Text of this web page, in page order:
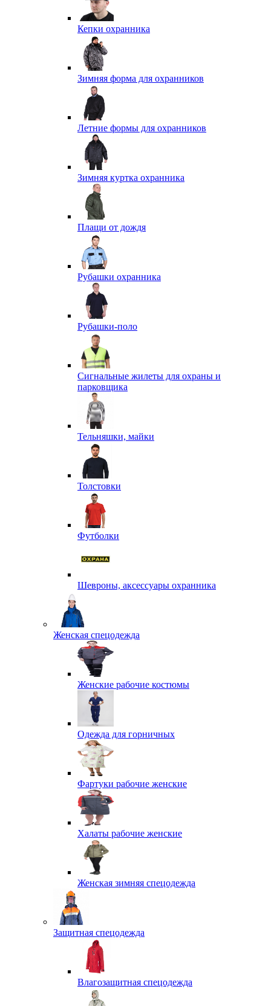
Кепки охранника
Зимняя форма для охранников
Летние формы для охранников
Зимняя куртка охранника
Плащи от дождя
Рубашки охранника
Рубашки-поло
Сигнальные жилеты для охраны и
парковщика
Тельняшки, майки
Толстовки
Футболки
Шевроны, аксессуары охранника
Женская спецодежда
Женские рабочие костюмы
Одежда для горничных
Фартуки рабочие женские
Халаты рабочие женские
Женская зимняя спецодежда
Защитная спецодежда
Влагозащитная спецодежда